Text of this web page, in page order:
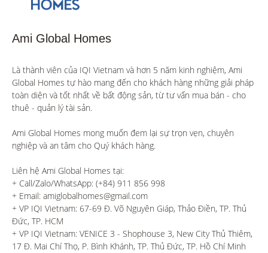
Ami Global Homes
Là thành viên của IQI Vietnam và hơn 5 năm kinh nghiệm, Ami
Global Homes tự hào mang đến cho khách hàng những giải pháp
toàn diện và tốt nhất về bất động sản, từ tư vấn mua bán - cho
thuê - quản lý tài sản.
Ami Global Homes mong muốn đem lại sự trọn vẹn, chuyên
nghiệp và an tâm cho Quý khách hàng.
Liên hệ Ami Global Homes tại:
+ Call/Zalo/WhatsApp: (+84) 911 856 998
+ Email: amiglobalhomes@gmail.com
+ VP IQI Vietnam: 67-69 Đ. Võ Nguyên Giáp, Thảo Điền, TP. Thủ
Đức, TP. HCM
+ VP IQI Vietnam: VENICE 3 - Shophouse 3, New City Thủ Thiêm,
17 Đ. Mai Chí Thọ, P. Bình Khánh, TP. Thủ Đức, TP. Hồ Chí Minh